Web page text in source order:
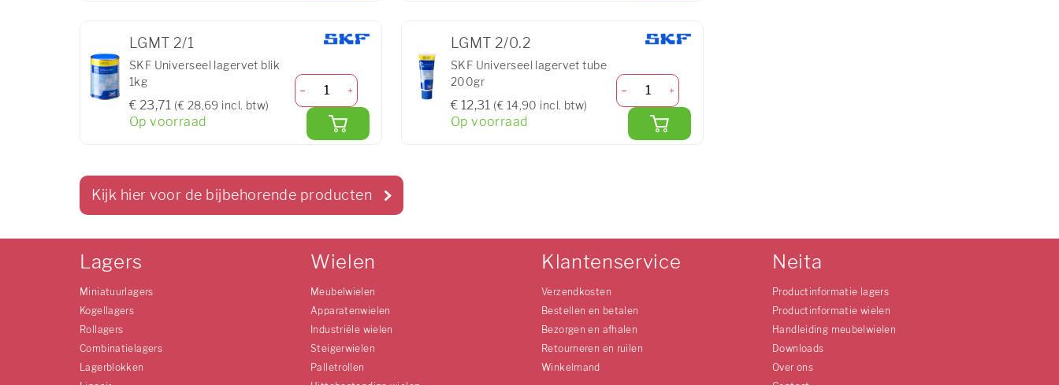
LGMT 2/1
SKF Universeel lagervet blik
1kg
€ 23,71 (€ 28,69 incl. btw)
Op voorraad
LGMT 2/0.2
SKF Universeel lagervet tube
200gr
€ 12,31 (€ 14,90 incl. btw)
Op voorraad
Kijk hier voor de bijbehorende producten
Lagers
Miniatuurlagers
Kogellagers
Rollagers
Combinatielagers
Lagerblokken
Wielen
Meubelwielen
Apparatenwielen
Industriële wielen
Steigerwielen
Palletrollen
Klantenservice
Verzendkosten
Bestellen en betalen
Bezorgen en afhalen
Retourneren en ruilen
Winkelmand
Neita
Productinformatie lagers
Productinformatie wielen
Handleiding meubelwielen
Downloads
Over ons